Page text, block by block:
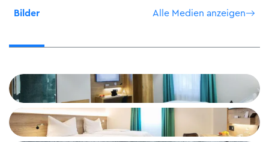
Bilder Alle Medien anzeigen